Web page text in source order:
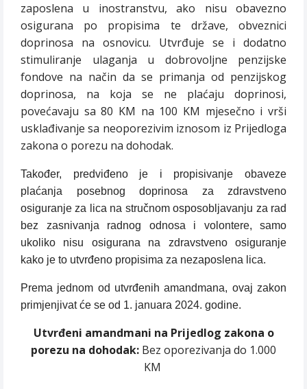
zaposlena u inostranstvu, ako nisu obavezno
osigurana po propisima te države, obveznici
doprinosa na osnovicu. Utvrđuje se i dodatno
stimuliranje ulaganja u dobrovoljne penzijske
fondove na način da se primanja od penzijskog
doprinosa, na koja se ne plaćaju doprinosi,
povećavaju sa 80 KM na 100 KM mjesečno i vrši
usklađivanje sa neoporezivim iznosom iz Prijedloga
zakona o porezu na dohodak.
Također, predviđeno je i propisivanje obaveze
plaćanja posebnog doprinosa za zdravstveno
osiguranje za lica na stručnom osposobljavanju za rad
bez zasnivanja radnog odnosa i volontere, samo
ukoliko nisu osigurana na zdravstveno osiguranje
kako je to utvrđeno propisima za nezaposlena lica.
Prema jednom od utvrđenih amandmana, ovaj zakon
primjenjivat će se od 1. januara 2024. godine.
Utvrđeni amandmani na Prijedlog zakona o
porezu na dohodak: Bez oporezivanja do 1.000
KM